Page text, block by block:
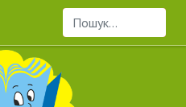
Пошук...